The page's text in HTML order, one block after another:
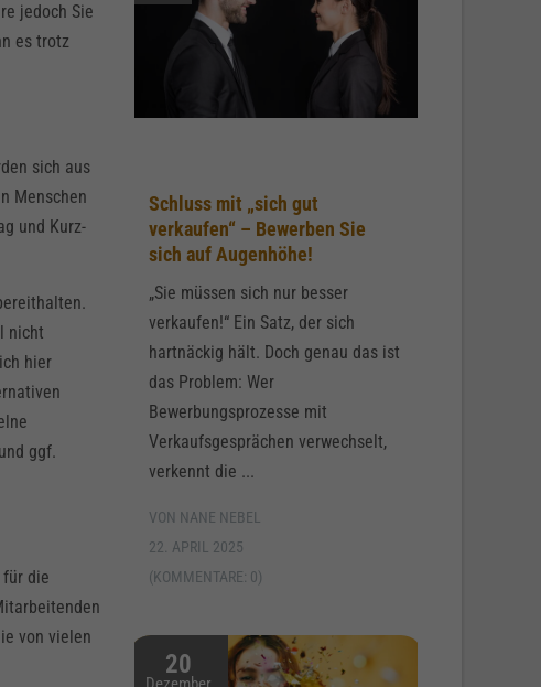
jedoch Sie
es trotz
sich aus
Menschen
und Kurz-
nicht
hier
ggf.
die
von vielen
Schluss mit „sich gut
verkaufen“ – Bewerben Sie
sich auf Augenhöhe!
„Sie müssen sich nur besser
verkaufen!“ Ein Satz, der sich
hartnäckig hält. Doch genau das ist
das Problem: Wer
Bewerbungsprozesse mit
Verkaufsgesprächen verwechselt,
verkennt die ...
VON NANE NEBEL
22. APRIL 2025
(KOMMENTARE: 0)
20